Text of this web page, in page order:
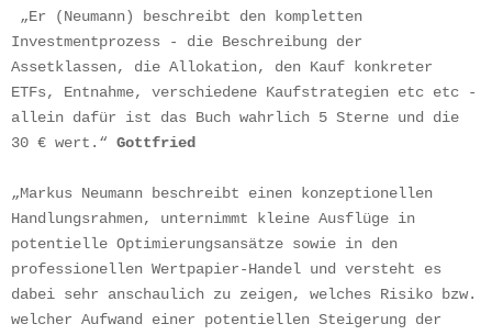
Investmentprozess - die Beschreibung der
Assetklassen, die Allokation, den Kauf konkreter
ETFs, Entnahme, verschiedene Kaufstrategien etc etc -
allein dafür ist das Buch wahrlich 5 Sterne und die
30 € wert.“ Gottfried
„Markus Neumann beschreibt einen konzeptionellen
Handlungsrahmen, unternimmt kleine Ausflüge in
potentielle Optimierungsansätze sowie in den
professionellen Wertpapier-Handel und versteht es
dabei sehr anschaulich zu zeigen, welches Risiko bzw.
welcher Aufwand einer potentiellen Steigerung der